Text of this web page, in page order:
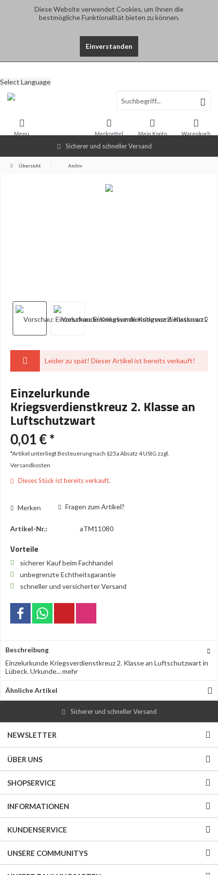
Diese Website verwendet Cookies, um Ihnen die
bestmögliche Funktionalität bieten zu können.
Einverstanden
Sicherer und schneller Versand
Select Language
Warenkorb
Merkzettel Mein Konto
Menü
Übersicht Archiv
Leider zu spät! Dieser Artikel ist bereits verkauft!
Einzelurkunde
Kriegsverdienstkreuz 2. Klasse an
Luftschutzwart
0,01 € *
*Artikel unterliegt Besteuerung nach §25a Absatz 4 UStG zzgl.
Versandkosten
Dieses Stück ist bereits verkauft.
Merken Fragen zum Artikel?
Artikel-Nr.: aTM11080
Vorteile
sicherer Kauf beim Fachhandel
unbegrenzte Echtheitsgarantie
schneller und versicherter Versand
Beschreibung
Einzelurkunde Kriegsverdienstkreuz 2. Klasse an Luftschutzwart in
Lübeck. Urkunde...mehr
Ähnliche Artikel
Sicherer und schneller Versand
NEWSLETTER
ÜBER UNS
SHOPSERVICE
INFORMATIONEN
KUNDENSERVICE
UNSERE COMMUNITYS